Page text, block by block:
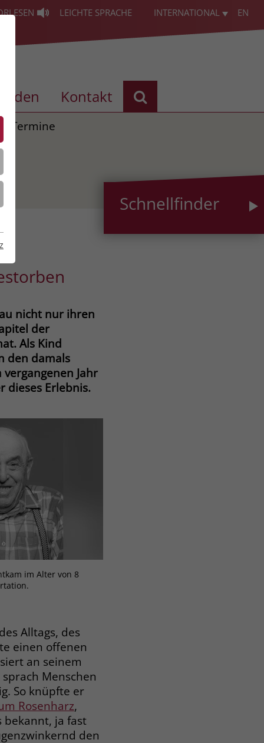
LEICHTE SPRACHE INTERNATIONAL EN
Kontakt
Termine
Schnellfinder
nicht nur ihren
der
Als Kind
den damals
Jahr
dieses Erlebnis.
im Alter von 8
Alltags, des
einen offenen
an seinem
Menschen
So knüpfte er
Rosenharz,
bekannt, ja fast
den